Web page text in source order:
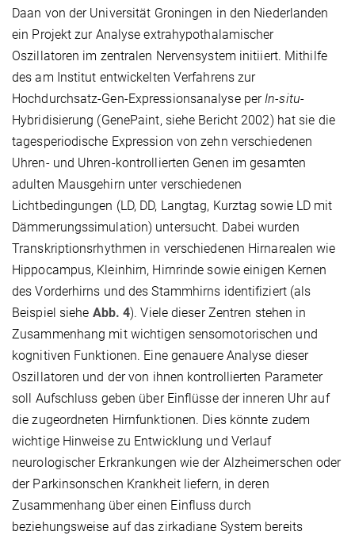
Daan von der Universität Groningen in den Niederlanden
ein Projekt zur Analyse extrahypothalamischer
Oszillatoren im zentralen Nervensystem initiiert. Mithilfe
des am Institut entwickelten Verfahrens zur
Hochdurchsatz-Gen-Expressionsanalyse per In-situ-
Hybridisierung (GenePaint, siehe Bericht 2002) hat sie die
tagesperiodische Expression von zehn verschiedenen
Uhren- und Uhren-kontrollierten Genen im gesamten
adulten Mausgehirn unter verschiedenen
Lichtbedingungen (LD, DD, Langtag, Kurztag sowie LD mit
Dämmerungssimulation) untersucht. Dabei wurden
Transkriptionsrhythmen in verschiedenen Hirnarealen wie
Hippocampus, Kleinhirn, Hirnrinde sowie einigen Kernen
des Vorderhirns und des Stammhirns identifiziert (als
Beispiel siehe Abb. 4). Viele dieser Zentren stehen in
Zusammenhang mit wichtigen sensomotorischen und
kognitiven Funktionen. Eine genauere Analyse dieser
Oszillatoren und der von ihnen kontrollierten Parameter
soll Aufschluss geben über Einflüsse der inneren Uhr auf
die zugeordneten Hirnfunktionen. Dies könnte zudem
wichtige Hinweise zu Entwicklung und Verlauf
neurologischer Erkrankungen wie der Alzheimerschen oder
der Parkinsonschen Krankheit liefern, in deren
Zusammenhang über einen Einfluss durch
beziehungsweise auf das zirkadiane System bereits